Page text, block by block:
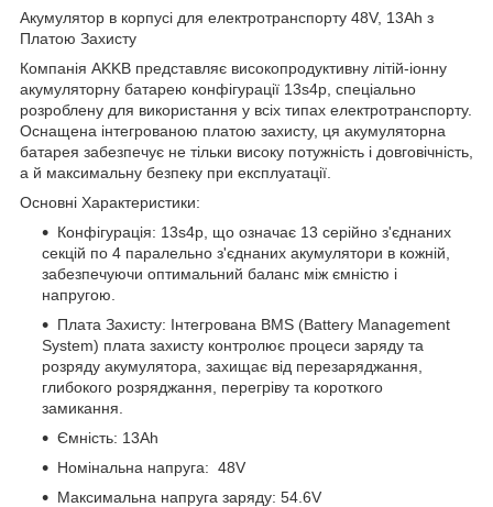
Акумулятор в корпусі для електротранспорту 48V, 13Ah з
Платою Захисту
Компанія AKKB представляє високопродуктивну літій-іонну
акумуляторну батарею конфігурації 13s4p, спеціально
розроблену для використання у всіх типах електротранспорту.
Оснащена інтегрованою платою захисту, ця акумуляторна
батарея забезпечує не тільки високу потужність і довговічність,
а й максимальну безпеку при експлуатації.
Основні Характеристики:
Конфігурація: 13s4p, що означає 13 серійно з'єднаних
секцій по 4 паралельно з'єднаних акумулятори в кожній,
забезпечуючи оптимальний баланс між ємністю і
напругою.
Плата Захисту: Інтегрована BMS (Battery Management
System) плата захисту контролює процеси заряду та
розряду акумулятора, захищає від перезаряджання,
глибокого розряджання, перегріву та короткого
замикання.
Ємність: 13Ah
Номінальна напруга: 48V
Максимальна напруга заряду: 54.6V